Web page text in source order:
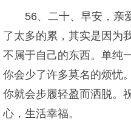
56、二十、早安，亲
了太多的累，其实是因为
不属于自己的东西。单纯
你会少了许多莫名的烦忧
你就会步履轻盈而洒脱。
心，生活幸福。